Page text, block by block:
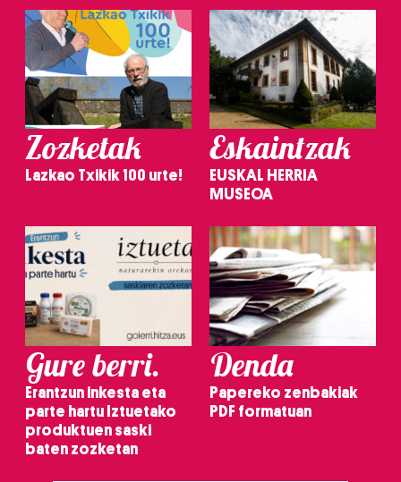
Zozketak
Lazkao Txikik 100 urte!
Eskaintzak
EUSKAL HERRIA
MUSEOA
Gure berri.
Erantzun inkesta eta
parte hartu Iztuetako
produktuen saski
baten zozketan
Denda
Papereko zenbakiak
PDF formatuan